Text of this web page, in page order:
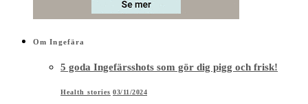
Om Ingefära
5 goda Ingefärsshots som gör dig pigg och frisk!
Health stories 03/11/2024